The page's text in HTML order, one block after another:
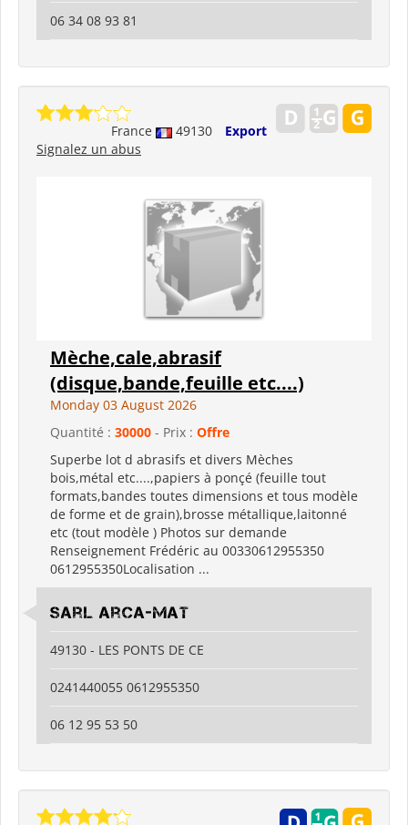
06 34 08 93 81
France 49130
Export
Signalez un abus
Mèche,cale,abrasif
(disque,bande,feuille etc....)
Monday 03 August 2026
Quantité : 30000 - Prix : Offre
Superbe lot d abrasifs et divers Mèches
bois,métal etc....,papiers à ponçé (feuille tout
formats,bandes toutes dimensions et tous modèle
de forme et de grain),brosse métallique,laitonné
etc (tout modèle ) Photos sur demande
Renseignement Frédéric au 00330612955350
0612955350Localisation ...
sarl arca-mat
49130 - LES PONTS DE CE
0241440055 0612955350
06 12 95 53 50